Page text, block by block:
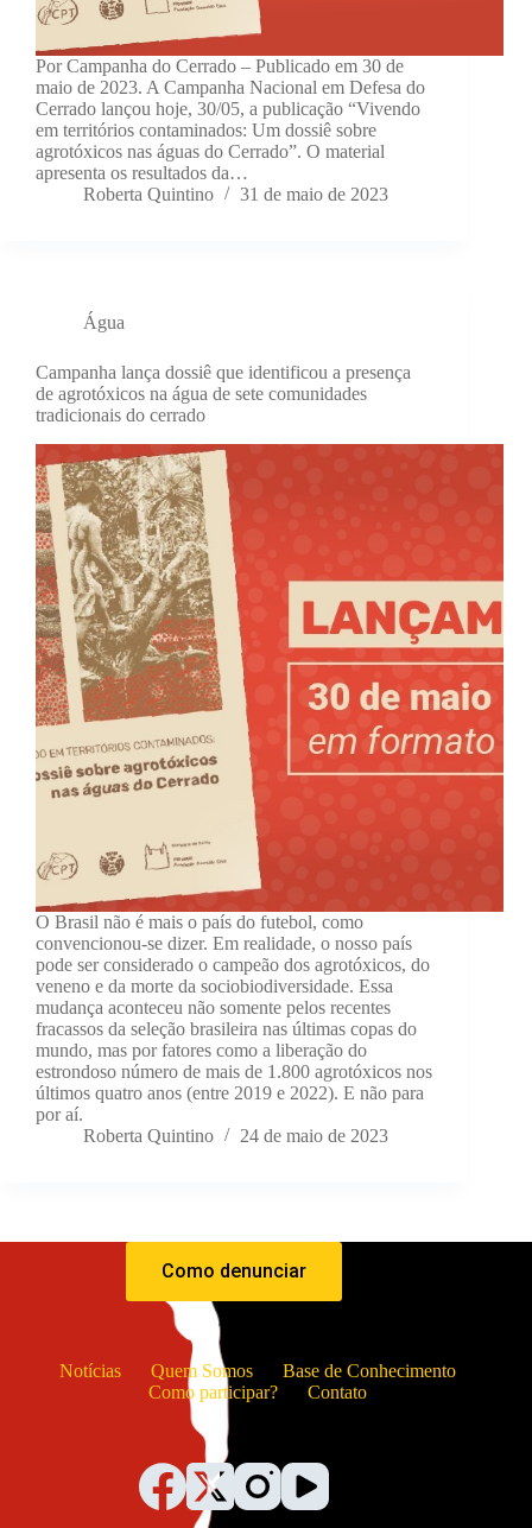
Por Campanha do Cerrado – Publicado em 30 de
maio de 2023. A Campanha Nacional em Defesa do
Cerrado lançou hoje, 30/05, a publicação “Vivendo
em territórios contaminados: Um dossiê sobre
agrotóxicos nas águas do Cerrado”. O material
apresenta os resultados da…
Roberta Quintino
31 de maio de 2023
Água
Campanha lança dossiê que identificou a presença
de agrotóxicos na água de sete comunidades
tradicionais do cerrado
O Brasil não é mais o país do futebol, como
convencionou-se dizer. Em realidade, o nosso país
pode ser considerado o campeão dos agrotóxicos, do
veneno e da morte da sociobiodiversidade. Essa
mudança aconteceu não somente pelos recentes
fracassos da seleção brasileira nas últimas copas do
mundo, mas por fatores como a liberação do
estrondoso número de mais de 1.800 agrotóxicos nos
últimos quatro anos (entre 2019 e 2022). E não para
por aí.
Roberta Quintino
24 de maio de 2023
Como denunciar
Notícias Quem Somos
Base de Conhecimento
Como participar?
Contato